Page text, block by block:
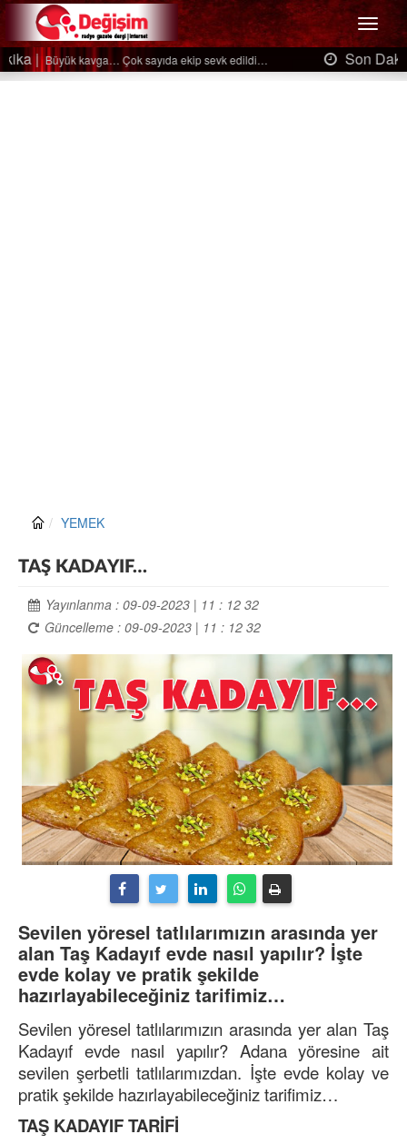
Menü
Son Dakika | Ağaçtan düştü…
YEMEK
TAŞ KADAYIF…
Yayınlanma : 09-09-2023 | 11 : 12 32
Güncelleme : 09-09-2023 | 11 : 12 32
Sevilen yöresel tatlılarımızın arasında yer
alan Taş Kadayıf evde nasıl yapılır? İşte
evde kolay ve pratik şekilde
hazırlayabileceğiniz tarifimiz…
Sevilen yöresel tatlılarımızın arasında yer alan Taş
Kadayıf evde nasıl yapılır? Adana yöresine ait
sevilen şerbetli tatlılarımızdan. İşte evde kolay ve
pratik şekilde hazırlayabileceğiniz tarifimiz…
TAŞ KADAYIF TARİFİ